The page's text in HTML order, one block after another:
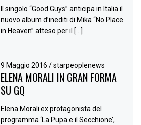
Il singolo “Good Guys” anticipa in Italia il
nuovo album d’inediti di Mika “No Place
in Heaven” atteso per il […]
9 Maggio 2016/ starpeoplenews
ELENA MORALI IN GRAN FORMA
SU GQ
Elena Morali ex protagonista del
programma ‘La Pupa e il Secchione’,